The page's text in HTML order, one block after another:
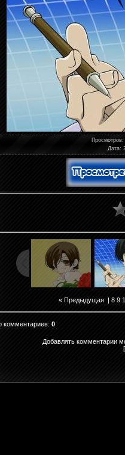
Просмотров:
Дата:
« Предыдущая |8 9
комментариев: 0
Добавлять комментарии